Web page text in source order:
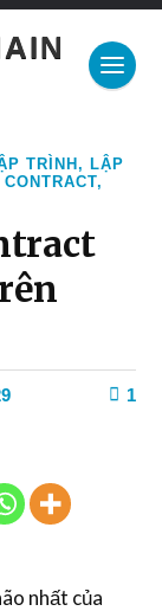
TRÌNH, LẬP
,
1
nhất của